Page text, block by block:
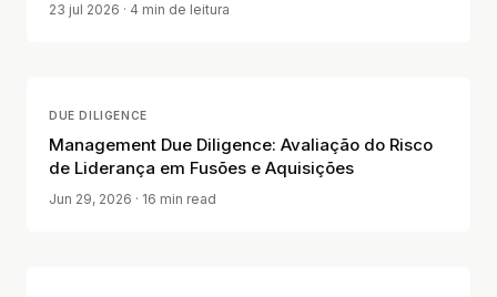
23 jul 2026 · 4 min de leitura
DUE DILIGENCE
Management Due Diligence: Avaliação do Risco
de Liderança em Fusões e Aquisições
Jun 29, 2026 · 16 min read